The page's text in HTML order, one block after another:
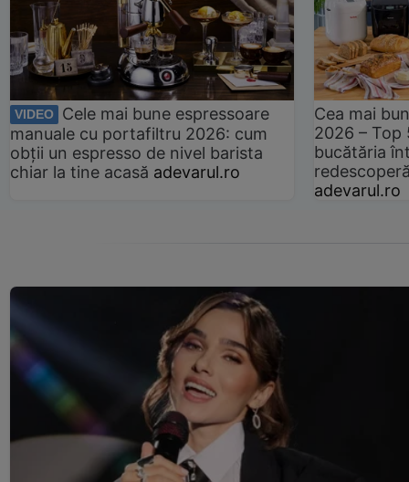
VIDEO
Cele mai bune espressoare
manuale cu portafiltru 2026: cum
obții un espresso de nivel barista
chiar la tine acasă adevarul.ro
Cea mai
2026 –
bucătăria
adevarul.ro